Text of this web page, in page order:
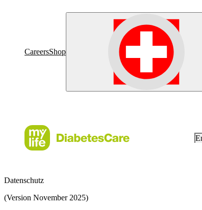
CareersShop
Datenschutz
(Version November 2025)